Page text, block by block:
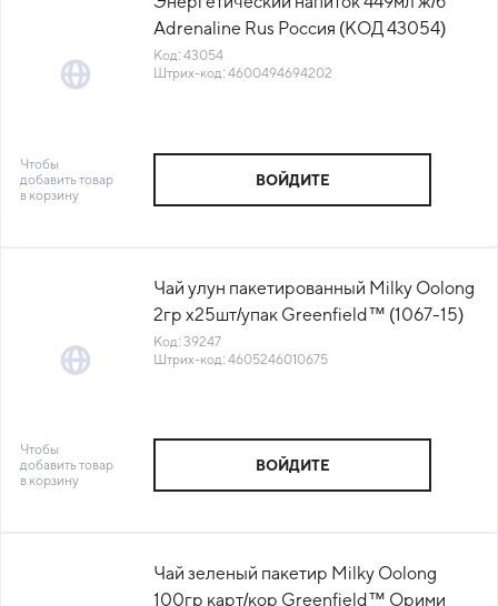
Adrenaline Rus Россия (КОД 43054)
(+18°С)
Код: 43054
Штрих-код: 4600494694202
Чтобы
добавить товар
в корзину
ВОЙДИТЕ
Чай улун пакетированный Milky Oolong
2гр х25шт/упак Greenfield™ (1067-15)
(КОД 39247)(+18°С)
Код: 39247
Штрих-код: 4605246010675
Чтобы
добавить товар
в корзину
ВОЙДИТЕ
Чай зеленый пакетир Milky Oolong
100гр карт/кор Greenfield™ Орими